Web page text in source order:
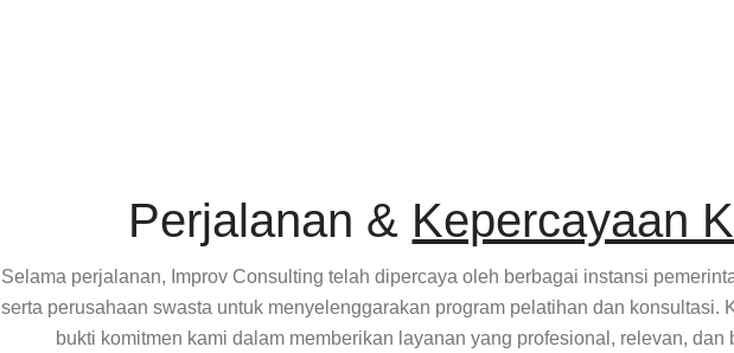
Perjalanan & Kepercayaan
Selama perjalanan, Improv Consulting telah dipercaya oleh berbagai instansi
serta perusahaan swasta untuk menyelenggarakan program pelatihan dan konsultasi.
bukti komitmen kami dalam memberikan layanan yang profesional, relevan, dan